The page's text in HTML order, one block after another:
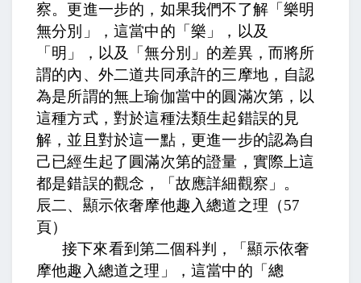
察。更進一步的，如果我們不了解「樂明
無分別」，這當中的「樂」，以及
「明」，以及「無分別」的差異，而將所
謂的內、外二道共同承許的三摩地，自認
為是所謂的無上瑜伽當中的圓滿次第，以
這種方式，對於這種法類生起錯誤的見
解，並且對於這一點，更進一步的認為自
己已經生起了圓滿次第的證量，實際上這
都是錯誤的觀念，「故應詳細觀察」。
辰二、顯示依奢摩他趣入總道之理（57
頁）
接下來看到第二個科判，「顯示依奢
摩他趣入總道之理」，這當中的「總